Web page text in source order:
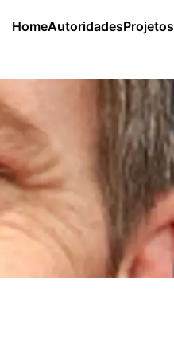
HomeAutoridadesProjetos